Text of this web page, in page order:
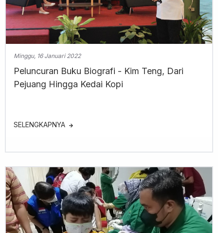
Minggu, 16 Januari 2022
Peluncuran Buku Biografi - Kim Teng, Dari
Pejuang Hingga Kedai Kopi
SELENGKAPNYA